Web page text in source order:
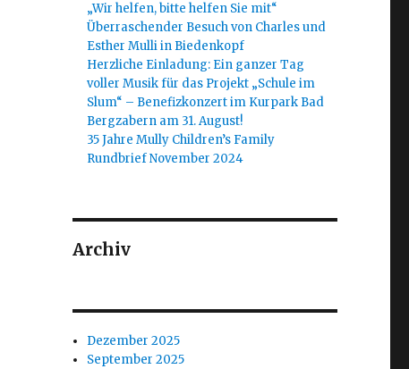
„Wir helfen, bitte helfen Sie mit“
Überraschender Besuch von Charles und
Esther Mulli in Biedenkopf
Herzliche Einladung: Ein ganzer Tag
voller Musik für das Projekt „Schule im
Slum“ – Benefizkonzert im Kurpark Bad
Bergzabern am 31. August!
35 Jahre Mully Children’s Family
Rundbrief November 2024
Archiv
Dezember 2025
September 2025